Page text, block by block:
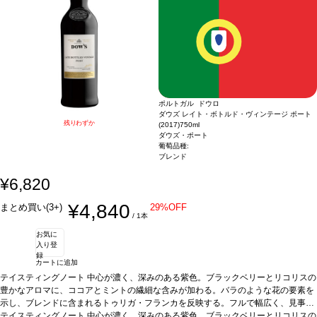
残りわずか
ポルトガル ドウロ
ダウズ レイト・ボトルド・ヴィンテージ ポート
(2017)750ml
ダウズ・ポート
葡萄品種:
ブレンド
¥6,820
まとめ買い(3+) ¥4,840 / 1本
29%OFF
お気に
入り登
録
カートに追加
テイスティングノート 中心が濃く、深みのある紫色。ブラックベリーとリコリスの
豊かなアロマに、ココアとミントの繊細な含みが加わる。バラのような花の要素を
示し、ブレンドに含まれるトゥリガ・フランカを反映する。フルで幅広く、見事に